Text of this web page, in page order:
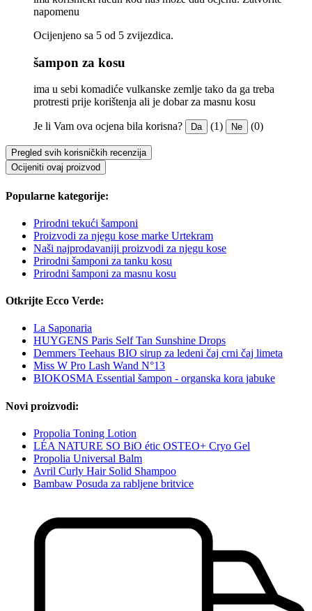
napomenu
Ocijenjeno sa 5 od 5 zvijezdica.
šampon za kosu
ima u sebi komadiće vulkanske zemlje tako da ga treba
protresti prije korištenja ali je dobar za masnu kosu
Je li Vam ova ocjena bila korisna? Da (1) Ne (0)
Pregled svih korisničkih recenzija
Ocijeniti ovaj proizvod
Popularne kategorije:
Prirodni tekući šamponi
Proizvodi za njegu kose marke Urtekram
Naši najprodavaniji proizvodi za njegu kose
Prirodni šamponi za tanku kosu
Prirodni šamponi za masnu kosu
Otkrijte Ecco Verde:
La Saponaria
HUYGENS Paris Self Tan Sunshine Drops
Demmers Teehaus BIO sirup za ledeni čaj crni čaj limeta
Miss W Pro Lash Wand N°13
BIOKOSMA Essential šampon - organska kora jabuke
Novi proizvodi:
Propolia Toning Lotion
LÉA NATURE SO BiO étic OSTEO+ Cryo Gel
Propolia Universal Balm
Avril Curly Hair Solid Shampoo
Bambaw Posuda za rabljene britvice